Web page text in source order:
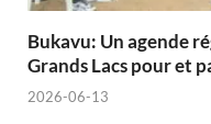
Bukavu: Un agende
Grands Lacs pour et
2026-06-13